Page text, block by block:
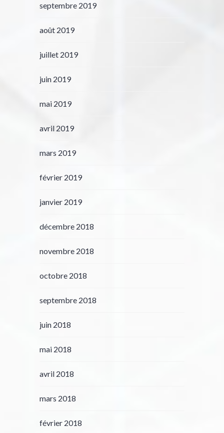
septembre 2019
août 2019
juillet 2019
juin 2019
mai 2019
avril 2019
mars 2019
février 2019
janvier 2019
décembre 2018
novembre 2018
octobre 2018
septembre 2018
juin 2018
mai 2018
avril 2018
mars 2018
février 2018